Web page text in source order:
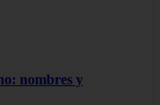
nombres y